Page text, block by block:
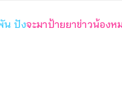
น ปังจะมาป้ายยาข่าวน้อง